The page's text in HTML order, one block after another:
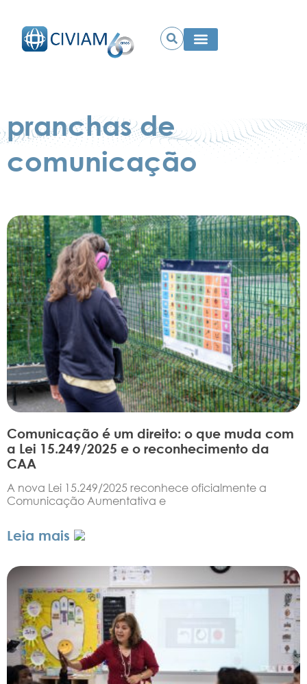
pranchas de
comunicação
Comunicação é um direito: o que muda com
a Lei 15.249/2025 e o reconhecimento da
CAA
A nova Lei 15.249/2025 reconhece oficialmente a
Comunicação Aumentativa e
Leia mais